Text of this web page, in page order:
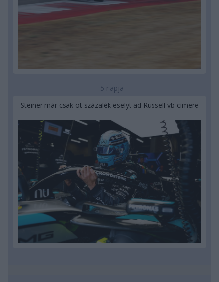
5 napja
Steiner már csak öt százalék esélyt ad Russell vb-címére